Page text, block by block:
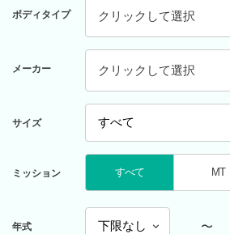
ボディタイプ クリックして選択
メーカー クリックして選択
サイズ
ミッション すべて MT
年式 〜